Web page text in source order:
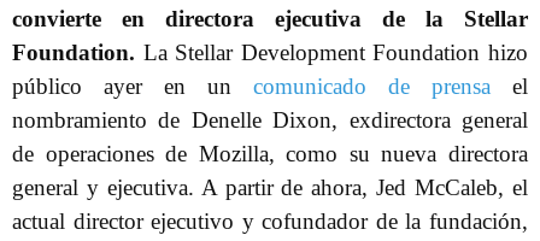
convierte en directora ejecutiva de la Stellar
Foundation. La Stellar Development Foundation hizo
público ayer en un comunicado de prensa el
nombramiento de Denelle Dixon, exdirectora general
de operaciones de Mozilla, como su nueva directora
general y ejecutiva. A partir de ahora, Jed McCaleb, el
actual director ejecutivo y cofundador de la fundación,